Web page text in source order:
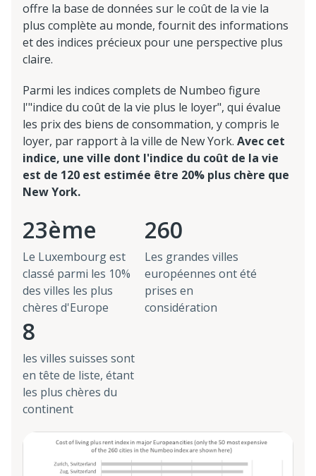
offre la base de données sur le coût de la vie la
plus complète au monde, fournit des informations
et des indices précieux pour une perspective plus
claire.
Parmi les indices complets de Numbeo figure
l'"indice du coût de la vie plus le loyer", qui évalue
les prix des biens de consommation, y compris le
loyer, par rapport à la ville de New York. Avec cet
indice, une ville dont l'indice du coût de la vie
est de 120 est estimée être 20% plus chère que
New York.
23ème
Le Luxembourg est
classé parmi les 10%
des villes les plus
chères d'Europe
260
Les grandes villes
européennes ont été
prises en
considération
8
les villes suisses sont
en tête de liste, étant
les plus chères du
continent